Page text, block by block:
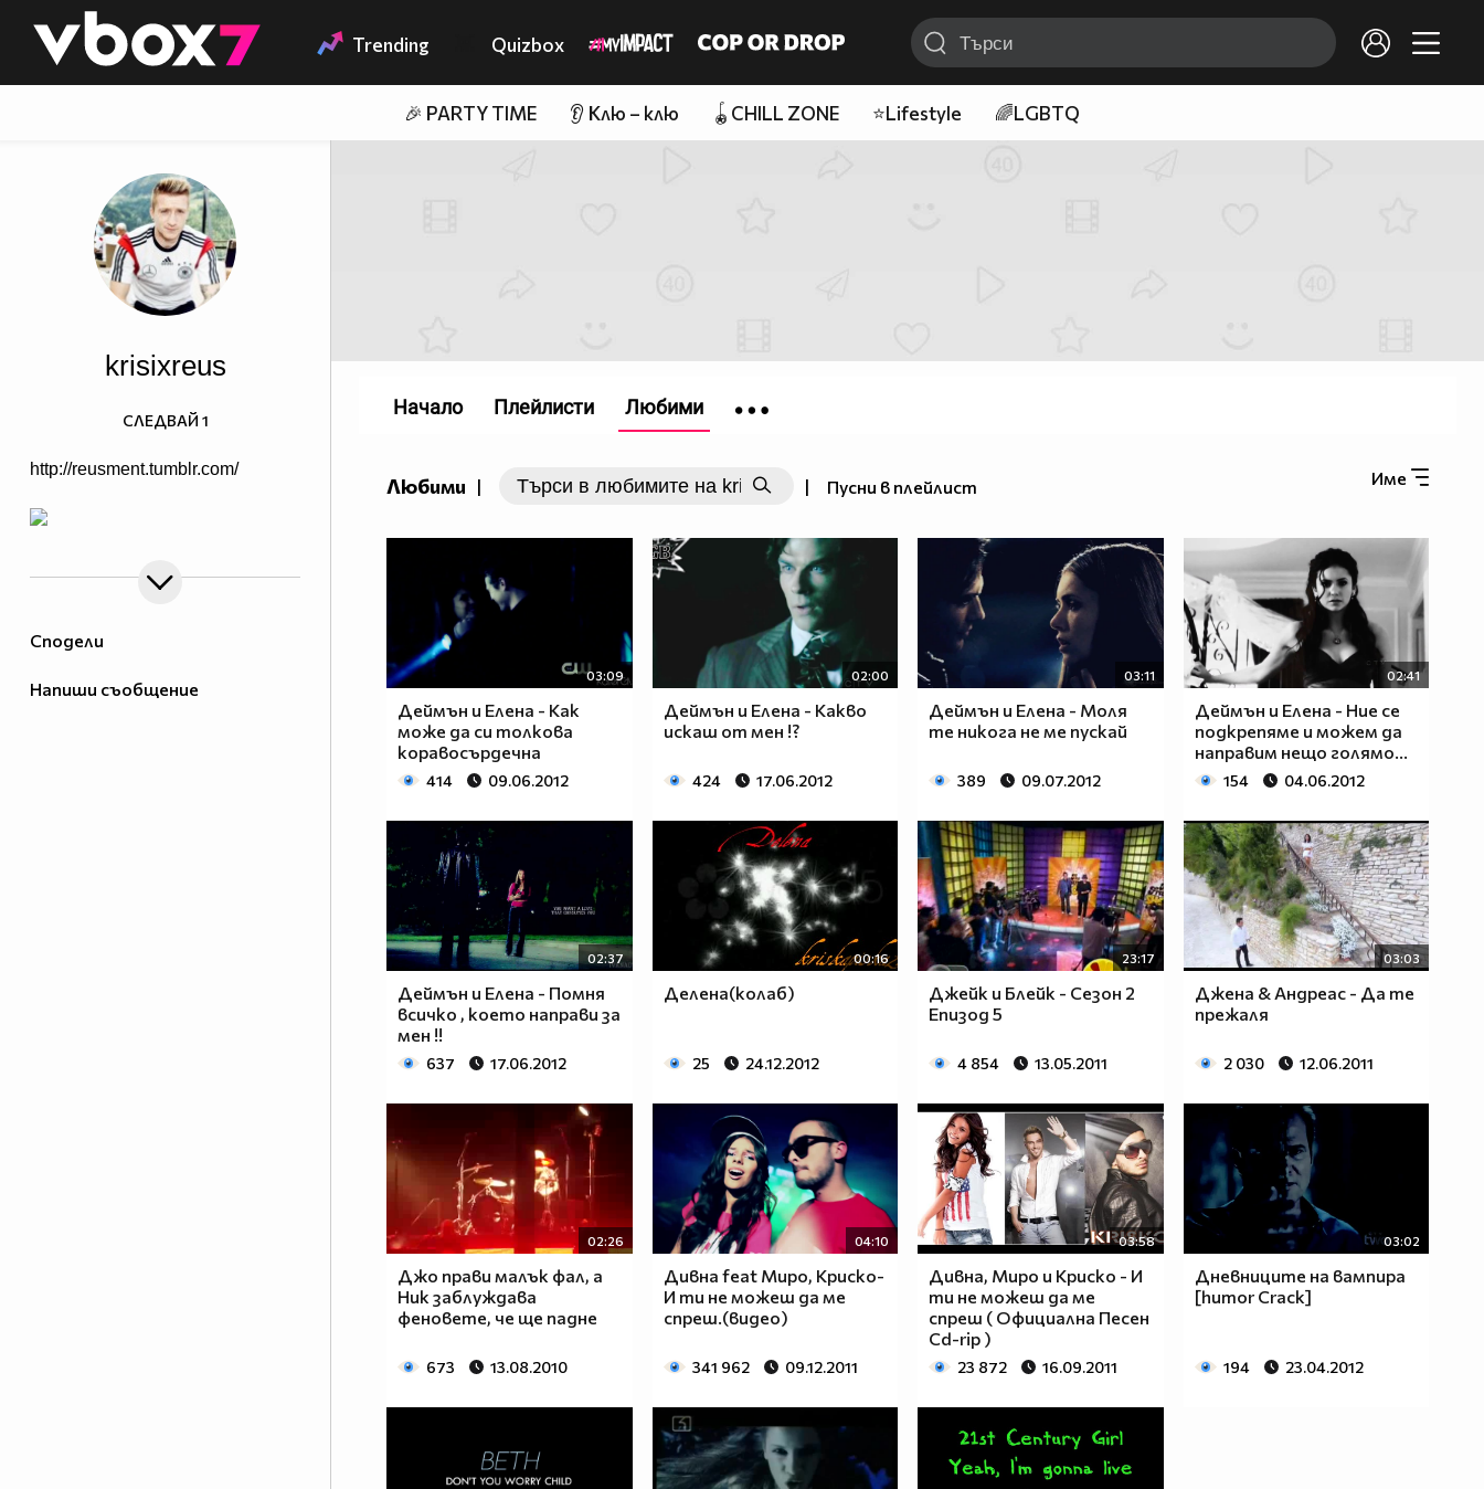
👾 Trending Quizbox
🎉 PARTY TIME 👂 Клю – клю 🪀CHILL ZONE ⭐Lifestyle 🌈LGBTQ
Сподели
Напиши съобщение
krisixreus
http://reusment.tumblr.com/
СЛЕДВАЙ 1
Любими | | Пусни в плейлист Име
03:09
Деймън и Елена - Как
може да си толкова
коравосърдечна
414 09.06.2012
02:00
Деймън и Елена - Какво
искаш от мен !?
424 17.06.2012
03:11
Деймън и Елена - Моля
те никога не ме пускай
389 09.07.2012
02:41
Деймън и Елена - Ние се
подкрепяме и можем да
направим нещо голямо...
154 04.06.2012
02:37
Деймън и Елена - Помня
всичко , което направи за
мен !!
637 17.06.2012
00:16
Делена(колаб)
25 24.12.2012
23:17
Джейк и Блейк - Сезон 2
Епизод 5
4 854 13.05.2011
03:03
Джена & Андреас - Да те
прежаля
2 030 12.06.2011
02:26
Джо прави малък фал, а
Ник заблуждава
феновете, че ще падне
673 13.08.2010
04:10
Дивна feat Миро, Криско-
И ти не можеш да ме
спреш.(видео)
341 962 09.12.2011
03:58
Дивна, Миро и Криско - И
ти не можеш да ме
спреш ( Официална Песен
Cd-rip )
23 872 16.09.2011
03:02
Дневниците на вампира
[humor Crack]
194 23.04.2012
Начало Плейлисти Любими